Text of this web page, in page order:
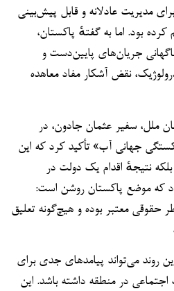
مدیریت عادلانه و قابل پیش‌بینی
بود. اما به گفتهٔ پاکستان،
جریان‌های پایین‌دست و
نقض آشکار مفاد معاهده
ملل، سفیر عثمان جادون، در
جهانی آب» تأکید کرد که این
نتیجهٔ اقدام یک دولت در
که موضع پاکستان روشن است:
حقوقی معتبر بوده و هیچ‌گونه تعلیق
روند می‌تواند پیامدهای جدی برای
در منطقه داشته باشد. این